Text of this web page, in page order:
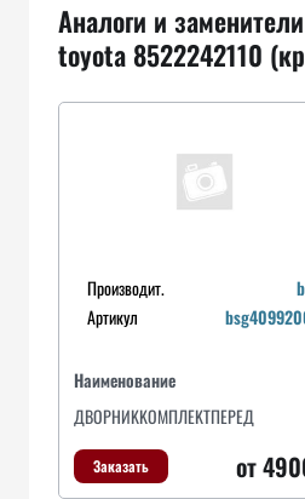
Аналоги и
toyota 8522242110
Производит.
Артикул
Наименование
ДBOPHИKKOMПЛEKTПEPEД
Заказать от